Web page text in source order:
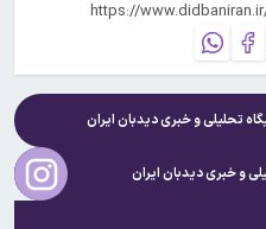
تحلیلی و خبریدیدبان ایران
و خبریدیدبان ایران